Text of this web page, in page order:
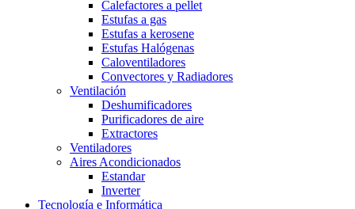
Calefactores a pellet
Estufas a gas
Estufas a kerosene
Estufas Halógenas
Caloventiladores
Convectores y Radiadores
Ventilación
Deshumificadores
Purificadores de aire
Extractores
Ventiladores
Aires Acondicionados
Estandar
Inverter
Tecnología e Informática